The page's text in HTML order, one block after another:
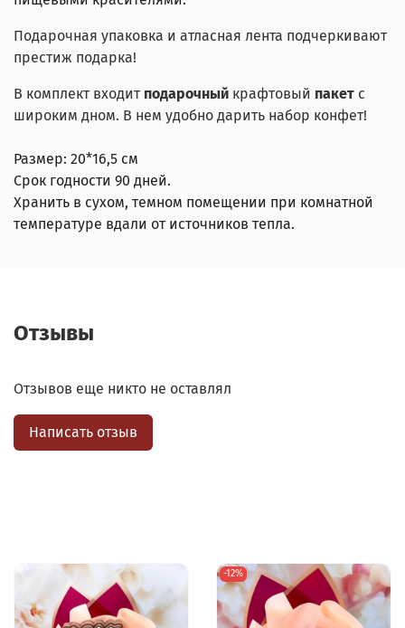
Подарочная упаковка и атласная лента подчеркивают
престиж подарка!
В комплект входит подарочный крафтовый пакет с
широким дном. В нем удобно дарить набор конфет!
Размер: 20*16,5 см
Срок годности 90 дней.
Хранить в сухом, темном помещении при комнатной
температуре вдали от источников тепла.
Отзывы
Отзывов еще никто не оставлял
Написать отзыв
-12%